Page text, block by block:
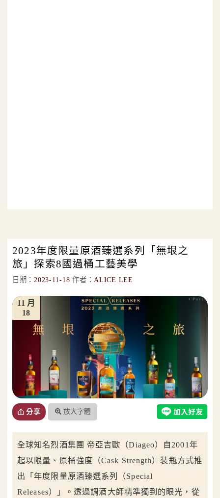
2023年度限量原酒臻選系列「無垠之
旅」探索8國過桶工藝美學
日期： 2023-11-18 作者： ALICE LEE
18
11 月
分享 放大字體
全球知名烈酒集團 帝亞吉歐（Diageo）自2001年
起以限量、原桶強度（Cask Strength）裝瓶方式推
出「年度限量原酒臻選系列（Special
Releases）」。透過調酒大師精準獨到的眼光，從